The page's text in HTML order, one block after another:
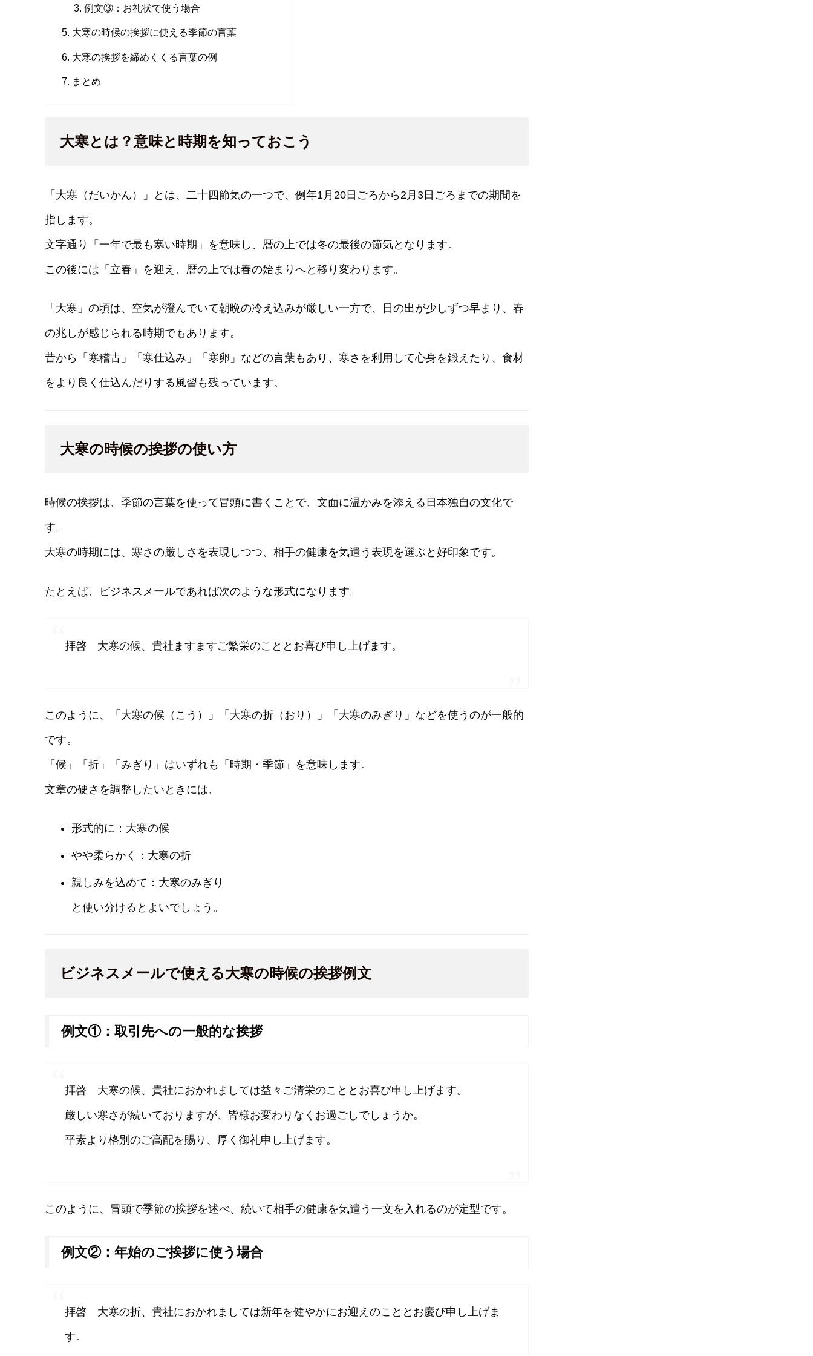
例文③：お礼状で使う場合
大寒の時候の挨拶に使える季節の言葉
大寒の挨拶を締めくくる言葉の例
まとめ
大寒とは？意味と時期を知っておこう
「大寒（だいかん）」とは、二十四節気の一つで、例年1月20日ごろから2月3日ごろまでの期間を
指します。
文字通り「一年で最も寒い時期」を意味し、暦の上では冬の最後の節気となります。
この後には「立春」を迎え、暦の上では春の始まりへと移り変わります。
「大寒」の頃は、空気が澄んでいて朝晩の冷え込みが厳しい一方で、日の出が少しずつ早まり、春
の兆しが感じられる時期でもあります。
昔から「寒稽古」「寒仕込み」「寒卵」などの言葉もあり、寒さを利用して心身を鍛えたり、食材
をより良く仕込んだりする風習も残っています。
大寒の時候の挨拶の使い方
時候の挨拶は、季節の言葉を使って冒頭に書くことで、文面に温かみを添える日本独自の文化で
す。
大寒の時期には、寒さの厳しさを表現しつつ、相手の健康を気遣う表現を選ぶと好印象です。
たとえば、ビジネスメールであれば次のような形式になります。
拝啓 大寒の候、貴社ますますご繁栄のこととお喜び申し上げます。
このように、「大寒の候（こう）」「大寒の折（おり）」「大寒のみぎり」などを使うのが一般的
です。
「候」「折」「みぎり」はいずれも「時期・季節」を意味します。
文章の硬さを調整したいときには、
形式的に：大寒の候
やや柔らかく：大寒の折
親しみを込めて：大寒のみぎり
と使い分けるとよいでしょう。
ビジネスメールで使える大寒の時候の挨拶例文
例文①：取引先への一般的な挨拶
拝啓 大寒の候、貴社におかれましては益々ご清栄のこととお喜び申し上げます。
厳しい寒さが続いておりますが、皆様お変わりなくお過ごしでしょうか。
平素より格別のご高配を賜り、厚く御礼申し上げます。
このように、冒頭で季節の挨拶を述べ、続いて相手の健康を気遣う一文を入れるのが定型です。
例文②：年始のご挨拶に使う場合
拝啓 大寒の折、貴社におかれましては新年を健やかにお迎えのこととお慶び申し上げま
す。